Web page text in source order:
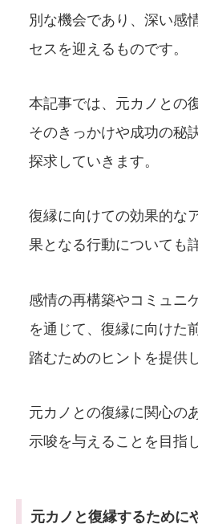
別な機会であり、深い感
セスを迎えるものです。
本記事では、元カノとの
そのきっかけや成功の秘
探求していきます。
復縁に向けての効果的な
果となる行動についても
感情の再構築やコミュニ
を通じて、復縁に向けた
踏むためのヒントを提供
元カノとの復縁に関心の
示唆を与えることを目指
元カノと復縁するために